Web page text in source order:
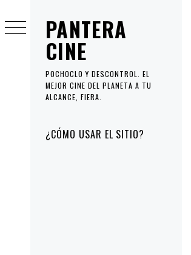
PANTERA
CINE
POCHOCLO Y DESCONTROL. EL
MEJOR CINE DEL PLANETA A TU
ALCANCE, FIERA.
principal
¿CÓMO USAR EL SITIO?
al
contenido